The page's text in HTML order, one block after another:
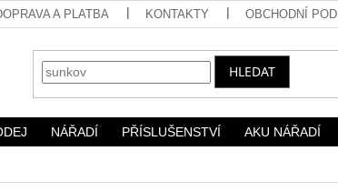
A PLATBA KONTAKTY OBCHODNÍ
HLEDAT
NÁŘADÍ PŘÍSLUŠENSTVÍ AKU NÁŘADÍ